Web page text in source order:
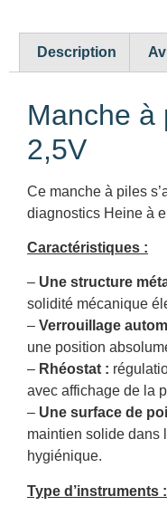
Description
Manche à
2,5V
Ce manche à piles
diagnostics Heine à
Caractéristiques :
– Une structure
solidité mécanique
– Verrouillage
une position
– Rhéostat :
avec affichage de la
– Une surface de
maintien solide dans
hygiénique.
Type d’instruments :